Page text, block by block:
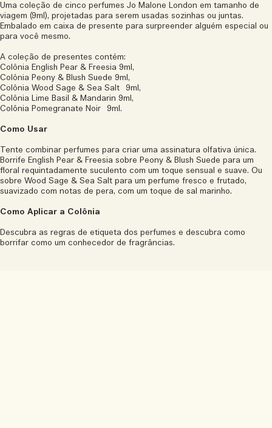
Uma coleção de cinco perfumes Jo Malone London em tamanho de
viagem (9ml), projetadas para serem usadas sozinhas ou juntas.
Embalado em caixa de presente para surpreender alguém especial ou
para você mesmo.
A coleção de presentes contém:
Colônia English Pear & Freesia 9ml,
Colônia Peony & Blush Suede 9ml,
Colônia Wood Sage & Sea Salt 9ml,
Colônia Lime Basil & Mandarin 9ml,
Colônia Pomegranate Noir 9ml.
Como Usar
Tente combinar perfumes para criar uma assinatura olfativa única.
Borrife English Pear & Freesia sobre Peony & Blush Suede para um
floral requintadamente suculento com um toque sensual e suave. Ou
sobre Wood Sage & Sea Salt para um perfume fresco e frutado,
suavizado com notas de pera, com um toque de sal marinho.
Como Aplicar a Colônia
Descubra as regras de etiqueta dos perfumes e descubra como
borrifar como um conhecedor de fragrâncias.